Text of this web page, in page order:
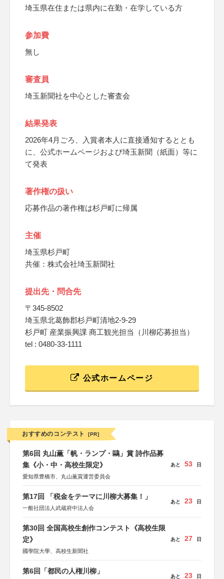
埼玉県在住または県内に在勤・在学している方
参加費
無し
審査員
埼玉新聞社を中心とした審査会
結果発表
2026年4月ごろ、入賞者本人に直接通知するととも
に、公式ホームページおよび埼玉新聞（紙面）等に
て発表
著作権の扱い
応募作品の著作権は杉戸町に帰属
主催
埼玉県杉戸町
共催：株式会社埼玉新聞社
提出先・問合先
〒345-8502
埼玉県北葛飾郡杉戸町清地2-9-29
杉戸町 産業振興課 商工観光担当（川柳応募担当）
tel : 0480-33-1111
公式ホームページ
おすすめのコンテスト [PR]
第6回 丸山薫「帆・ランプ・鷗」賞 詩作品募
集《小・中・高校生限定》
愛知県豊橋市、丸山薫賞運営委員会
あと 53 日
第17回 「税金をテーマに川柳大募集！」
一般社団法人武蔵府中法人会
あと 23 日
第30回 全国高校生創作コンテスト《高校生限
定》
國學院大學、高校生新聞社
あと 27 日
第6回「都民の人権川柳」
あと 23 日